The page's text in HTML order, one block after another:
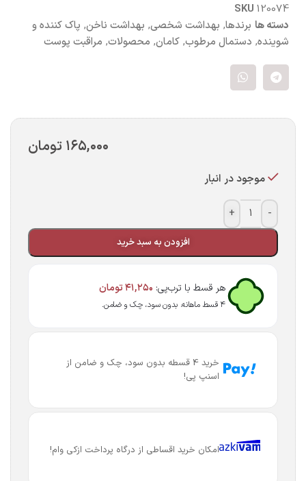
SKU 120074
دسته ها برندها, بهداشت شخصی, بهداشت ناخن, پاک کننده و
شوینده, دستمال مرطوب, کامان, محصولات, مراقبت پوست
۱۶۵,۰۰۰ تومان
موجود در انبار
-
+
افزودن به سبد خرید
هر قسط با ترب‌پی: ۴۱,۲۵۰تومان
۴ قسط ماهانه. بدون سود، چک و ضامن.
خرید 4 قسطه بدون سود، چک و ضامن از
اسنپ پی!
امکان خرید اقساطی از درگاه پرداخت ازکی وام!